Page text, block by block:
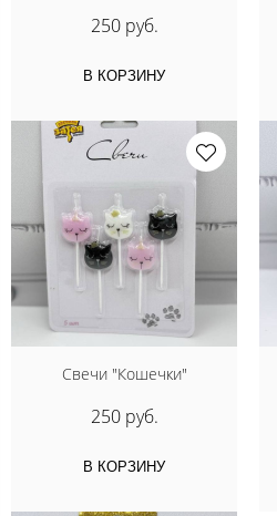
250 руб.
В КОРЗИНУ
Свечи "Кошечки"
250 руб.
В КОРЗИНУ